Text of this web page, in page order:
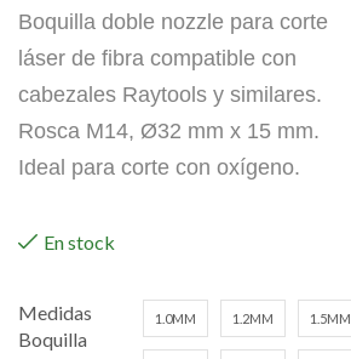
Boquilla doble nozzle para corte
láser de fibra compatible con
cabezales Raytools y similares.
Rosca M14, Ø32 mm x 15 mm.
Ideal para corte con oxígeno.
En stock
Medidas
Boquilla
1.0MM 1.2MM 1.5MM